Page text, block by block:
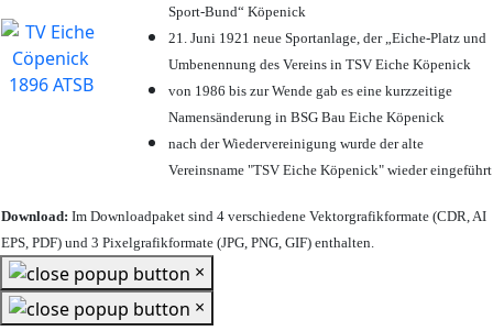
Sport-Bund“ Köpenick
21. Juni 1921 neue Sportanlage, der „Eiche-Platz und
Umbenennung des Vereins in TSV Eiche Köpenick
von 1986 bis zur Wende gab es eine kurzzeitige
Namensänderung in BSG Bau Eiche Köpenick
nach der Wiedervereinigung wurde der alte
Vereinsname "TSV Eiche Köpenick" wieder eingeführt
Download: Im Downloadpaket sind 4 verschiedene Vektorgrafikformate (CDR, AI
EPS, PDF) und 3 Pixelgrafikformate (JPG, PNG, GIF) enthalten.
×
×